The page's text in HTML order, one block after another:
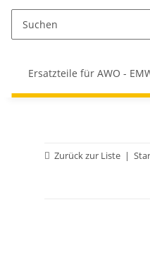
Ersatzteile für AWO -
Zurück zur Liste